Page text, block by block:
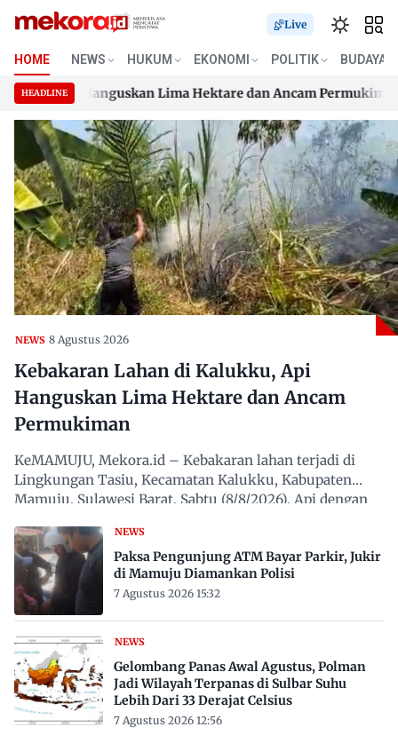
Skip
content
Live
HOME NEWS HUKUM EKONOMI POLITIK BUDAYA
HEADLINE
Api Hanguskan Lima Hektare dan Ancam Permukiman
Api Hanguskan Lima Hektare dan Ancam Permukiman
NEWS 8 Agustus 2026
Kebakaran Lahan di Kalukku, Api
Hanguskan Lima Hektare dan Ancam
Permukiman
KeMAMUJU, Mekora.id – Kebakaran lahan terjadi di
Lingkungan Tasiu, Kecamatan Kalukku, Kabupaten
Mamuju, Sulawesi Barat, Sabtu (8/8/2026). Api dengan
NEWS
Paksa Pengunjung ATM Bayar Parkir, Jukir
di Mamuju Diamankan Polisi
7 Agustus 2026 15:32
NEWS
Gelombang Panas Awal Agustus, Polman
Jadi Wilayah Terpanas di Sulbar Suhu
Lebih Dari 33 Derajat Celsius
7 Agustus 2026 12:56